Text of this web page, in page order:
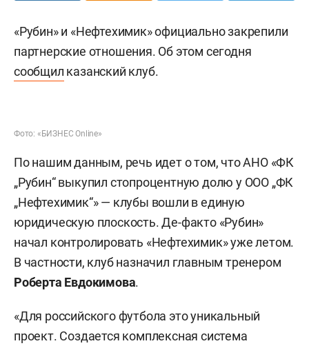
«Рубин» и «Нефтехимик» официально закрепили
партнерские отношения. Об этом сегодня
сообщил казанский клуб.
Фото: «БИЗНЕС Online»
По нашим данным, речь идет о том, что АНО «ФК
„Рубин“ выкупил стопроцентную долю у ООО „ФК
„Нефтехимик“» — клубы вошли в единую
юридическую плоскость. Де-факто «Рубин»
начал контролировать «Нефтехимик» уже летом.
В частности, клуб назначил главным тренером
Роберта Евдокимова.
«Для российского футбола это уникальный
проект. Создается комплексная система